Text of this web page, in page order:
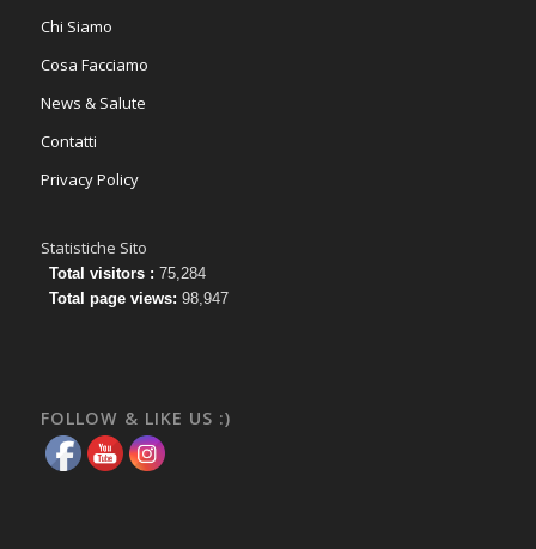
Chi Siamo
Cosa Facciamo
News & Salute
Contatti
Privacy Policy
Statistiche Sito
Total visitors : 75,284
Total page views: 98,947
FOLLOW & LIKE US :)